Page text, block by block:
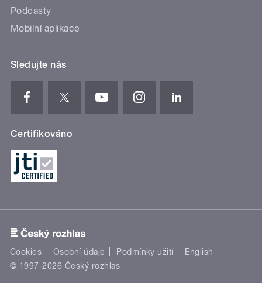
Podcasty
Mobilní aplikace
Sledujte nás
Certifikováno
Cookies Osobní údaje Podmínky užití
English
© 1997-2026 Český rozhlas